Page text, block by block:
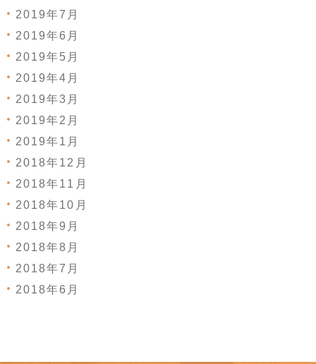
2019年7月
2019年6月
2019年5月
2019年4月
2019年3月
2019年2月
2019年1月
2018年12月
2018年11月
2018年10月
2018年9月
2018年8月
2018年7月
2018年6月